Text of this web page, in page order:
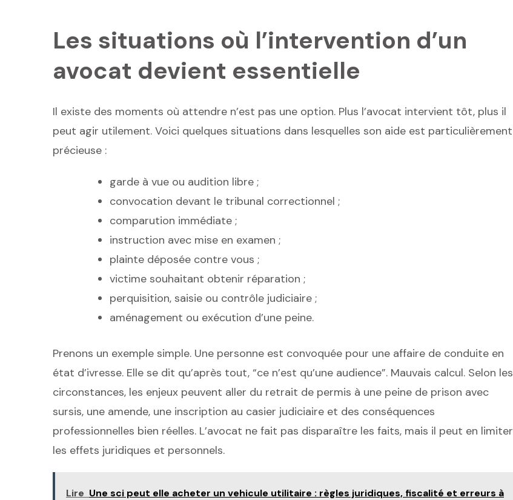
Les situations où l’intervention d’un
avocat devient essentielle
Il existe des moments où attendre n’est pas une option. Plus l’avocat intervient tôt, plus il
peut agir utilement. Voici quelques situations dans lesquelles son aide est particulièrement
précieuse :
garde à vue ou audition libre ;
convocation devant le tribunal correctionnel ;
comparution immédiate ;
instruction avec mise en examen ;
plainte déposée contre vous ;
victime souhaitant obtenir réparation ;
perquisition, saisie ou contrôle judiciaire ;
aménagement ou exécution d’une peine.
Prenons un exemple simple. Une personne est convoquée pour une affaire de conduite en
état d’ivresse. Elle se dit qu’après tout, “ce n’est qu’une audience”. Mauvais calcul. Selon les
circonstances, les enjeux peuvent aller du retrait de permis à une peine de prison avec
sursis, une amende, une inscription au casier judiciaire et des conséquences
professionnelles bien réelles. L’avocat ne fait pas disparaître les faits, mais il peut en limiter
les effets juridiques et personnels.
Lire Une sci peut elle acheter un vehicule utilitaire : règles juridiques, fiscalité et erreurs à